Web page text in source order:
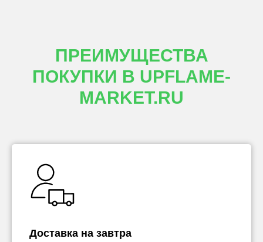
ПРЕИМУЩЕСТВА
ПОКУПКИ В UPFLAME-
MARKET.RU
Доставка на завтра